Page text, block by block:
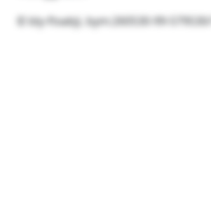
© bly-ftxabji, bym:260530-99-579530/1